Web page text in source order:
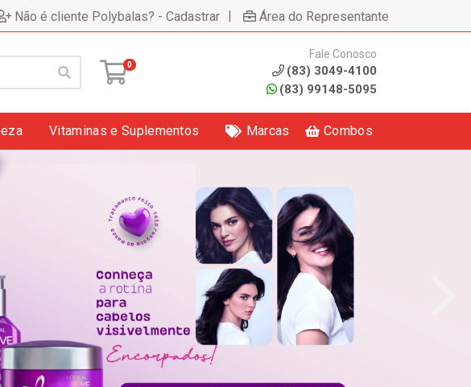
Não é cliente Polybalas? - Cadastrar | Área do Representante
0
Fale Conosco
(83) 3049-4100
(83) 99148-5095
Vitaminas e Suplementos Marcas Combos